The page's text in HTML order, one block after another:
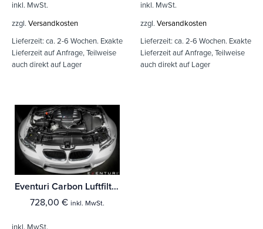
inkl. MwSt.
zzgl. Versandkosten
Lieferzeit: ca. 2-6 Wochen. Exakte
Lieferzeit auf Anfrage, Teilweise
auch direkt auf Lager
inkl. MwSt.
zzgl. Versandkosten
Lieferzeit: ca. 2-6 Wochen. Exakte
Lieferzeit auf Anfrage, Teilweise
auch direkt auf Lager
Eventuri Carbon Luftfilterabdeckung für BMW M3 E9X
728,00 € inkl. MwSt.